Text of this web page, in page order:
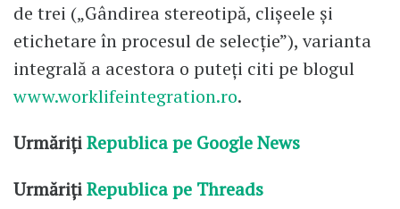
de trei („Gândirea stereotipă, clișeele și
etichetare în procesul de selecție”), varianta
integrală a acestora o puteți citi pe blogul
www.worklifeintegration.ro.
UrmărițiRepublica pe Google News
UrmărițiRepublica pe Threads